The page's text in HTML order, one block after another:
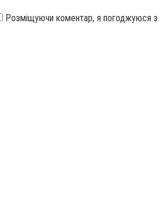
Розміщуючи коментар, я погоджуюся з